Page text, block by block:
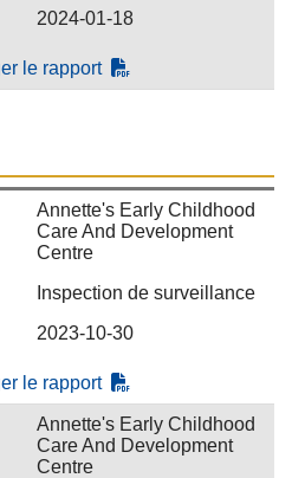
2024-01-18
le rapport
Annette's Early Childhood
Care And Development
Centre
Inspection de surveillance
2023-10-30
le rapport
Annette's Early Childhood
Care And Development
Centre